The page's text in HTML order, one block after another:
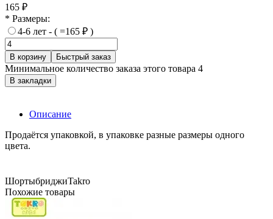
165 ₽
* Размеры:
4-6 лет - ( =165 ₽ )
В корзину Быстрый заказ
Минимальное количество заказа этого товара 4
В закладки
Описание
Продаётся упаковкой, в упаковке разные размеры одного
цвета.
ШортыбриджиTakro
Похожие товары